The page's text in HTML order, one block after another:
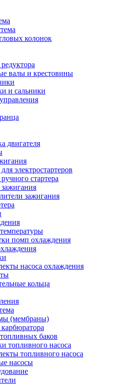
колонок
валы и крестовины
и сальники
двигателя
электростартеров
стартера
зажигания
помп охлаждения
насоса охлаждения
кольца
(мембраны)
баков
топливного насоса
топливного насоса
насосы